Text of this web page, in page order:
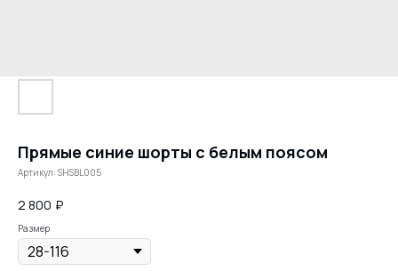
Прямые синие шорты с белым поясом
Артикул: SHSBL005
2 800 ₽
Размер